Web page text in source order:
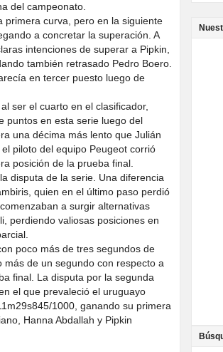
del campeonato.
primera curva, pero en la siguiente
a concretar la superación. A
intenciones de superar a Pipkin,
también retrasado Pedro Boero.
en tercer puesto luego de
ser el cuarto en el clasificador,
puntos en esta serie luego del
una décima más lento que Julián
piloto del equipo Peugeot corrió
posición de la prueba final.
disputa de la serie. Una diferencia
quien en el último paso perdió
a surgir alternativas
perdiendo valiosas posiciones en
poco más de tres segundos de
de un segundo con respecto a
final. La disputa por la segunda
el que prevaleció el uruguayo
1000, ganando su primera
Hanna Abdallah y Pipkin